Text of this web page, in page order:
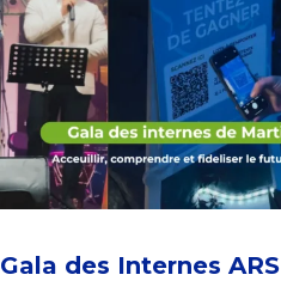
Gala des Internes ARS